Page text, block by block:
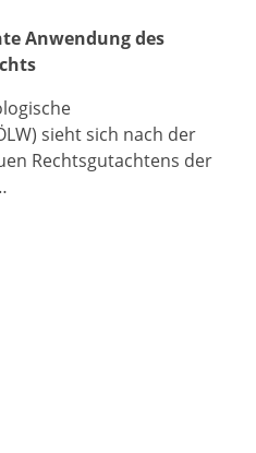
Anwendung des
sieht sich nach der
Rechtsgutachtens der